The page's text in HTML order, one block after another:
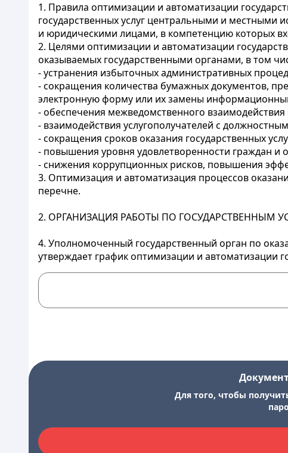
1. Правила оптимизации и автоматизации
государственных услуг центральными и местными
и юридическими лицами, в компетенцию которых
2. Целями оптимизации и автоматизации
оказываемых государственными органами, в том
- устранения избыточных административных
- сокращения количества бумажных документов,
электронную форму или их замены
- обеспечения межведомственного
- взаимодействия услугополучателей с
- сокращения сроков оказания государственных
- повышения уровня удовлетворенности граждан и
- снижения коррупционных рисков, повышения
3. Оптимизация и автоматизация процессов
перечне.
2. ОРГАНИЗАЦИЯ РАБОТЫ ПО ГОСУДАРСТВЕННЫМ
4. Уполномоченный государственный орган по
утверждает график оптимизации и автоматизации
Для того, чтобы